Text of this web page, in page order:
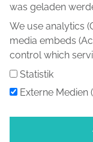
◽️Was Menschen
Auch ohne
~ Widersprüche
(„Ich brauche das
Unruhe, nächtliches
~ Körpersignale
was geladen
We use analytics
media embeds
control which
Statistik
Externe Medien